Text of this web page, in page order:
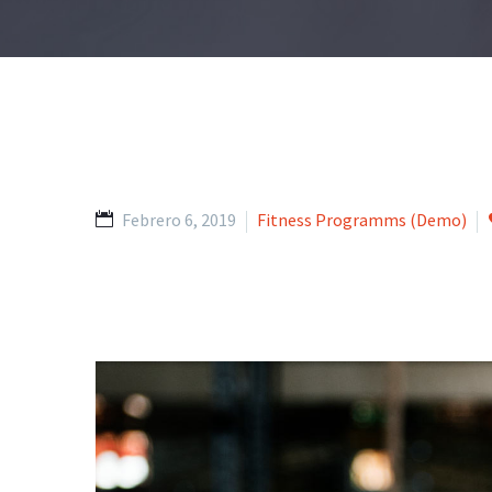
Febrero 6, 2019 Fitness Programms (Demo)